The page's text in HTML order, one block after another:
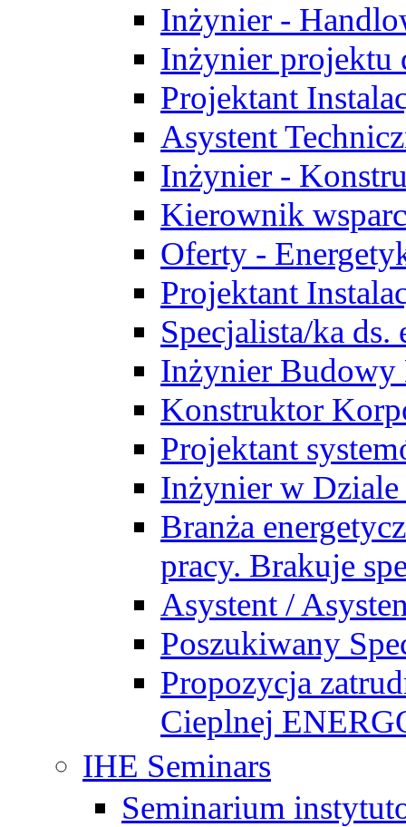
Inżynier -
Inżynier projektu
Projektant
Asystent
Inżynier -
Kierownik
Oferty -
Projektant
Specjalista/ka
Inżynier
Konstruktor
Projektant
Inżynier w
Branża
pracy. Brakuje
Asystent /
Poszukiwany
Propozycja
Cieplnej
IHE Seminars
Seminarium